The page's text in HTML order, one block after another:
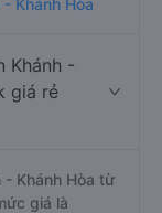
Khánh Hòa
Khánh -
giá rẻ
- Khánh Hòa từ
giá là